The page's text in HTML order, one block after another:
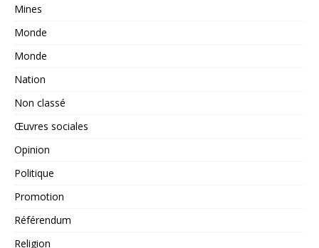
Mines
Monde
Monde
Nation
Non classé
Œuvres sociales
Opinion
Politique
Promotion
Référendum
Religion